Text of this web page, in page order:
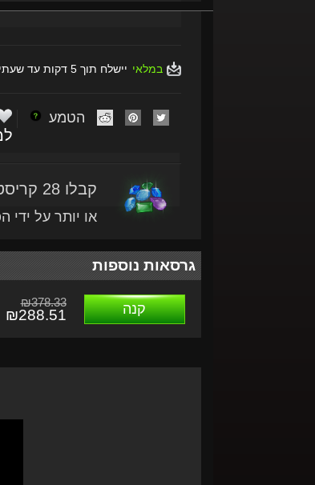
במלאי יישלח תוך 5 דקות עד שעתיים
הטמע
קבלו 28 קריסטלים עם מוצר זה
או יותר על ידי
גרסאות נוספות
קנה ₪378.33
₪288.51